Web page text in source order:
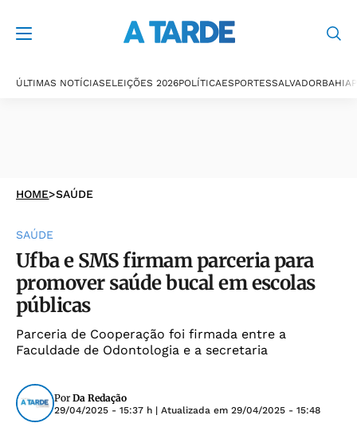
ÚLTIMAS NOTÍCIASELEIÇÕES 2026POLÍTICAESPORTESSALVADORBAHIA
HOME>SAÚDE
SAÚDE
Ufba e SMS firmam parceria para
promover saúde bucal em escolas
públicas
Parceria de Cooperação foi firmada entre a
Faculdade de Odontologia e a secretaria
Por Da Redação
29/04/2025 - 15:37 h | Atualizada em 29/04/2025 - 15:48